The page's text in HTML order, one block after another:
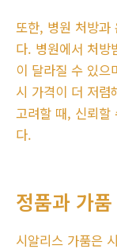
또한, 병원 처방과
다. 병원에서 처방
이 달라질 수 있으
시 가격이 더 저렴
고려할 때, 신뢰할
다.
정품과 가
시알리스 가품은